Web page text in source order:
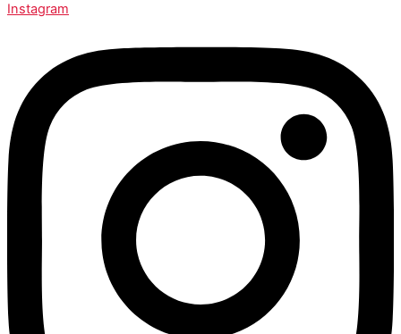
Instagram